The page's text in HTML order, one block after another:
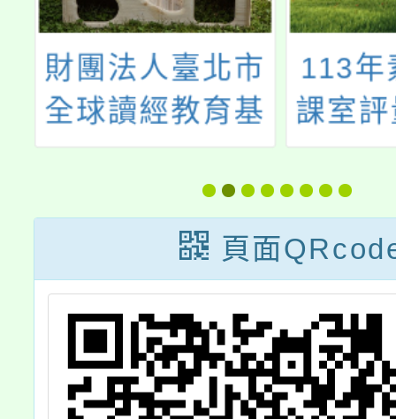
113年素養導向
課室評量資源建
「素養導向評
量」專題講座
攻
頁面